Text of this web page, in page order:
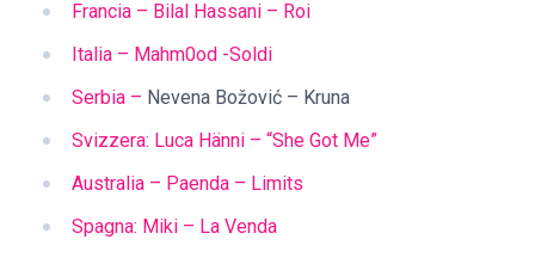
Francia – Bilal Hassani – Roi
Italia – Mahm0od -Soldi
Serbia – Nevena Božović – Kruna
Svizzera: Luca Hänni – “She Got Me”
Australia – Paenda – Limits
Spagna: Miki – La Venda